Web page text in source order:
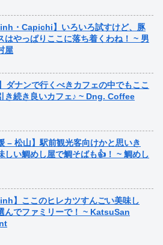
・Capichi】いろいろ試すけど、豚
はやっぱりここに落ち着くわね！ ~ 男
屋
ダナンで行くべきカフェの中でもここ
き続き良いカフェ♪ ~ Dng. Coffee
– 松山】駅前観光客向けかと思いき
しい鯛めし屋で鯛そばも👍！ ~ 鯛めし
】ここのヒレカツすんごい美味し
んでファミリーで！ ~ KatsuSan